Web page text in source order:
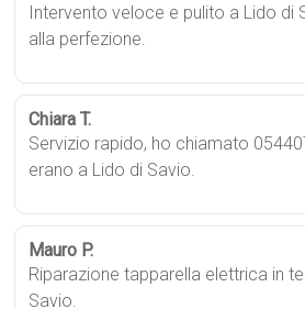
Intervento veloce e pulito a Lido di
alla perfezione.
Chiara T.
Servizio rapido, ho chiamato
erano a Lido di Savio.
Mauro P.
Riparazione tapparella elettrica in
Savio.